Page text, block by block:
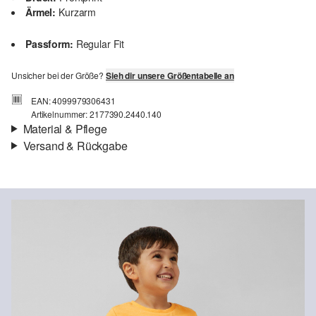
Ärmel: Kurzarm
Passform: Regular Fit
Unsicher bei der Größe? Sieh dir unsere Größentabelle an
EAN: 4099979306431
Artikelnummer: 2177390.2440.140
Material & Pflege
Material: Baumwolle
Versand & Rückgabe
Deine Bestellung wird innerhalb von 3–5 Werktagen per Post AT
Du kannst deine Artikel innerhalb von 14 Tagen kostenlos an uns